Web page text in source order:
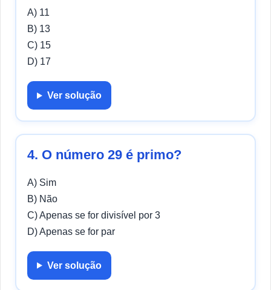
A) 11
B) 13
C) 15
D) 17
Ver solução
4. O número 29 é primo?
A) Sim
B) Não
C) Apenas se for divisível por 3
D) Apenas se for par
Ver solução